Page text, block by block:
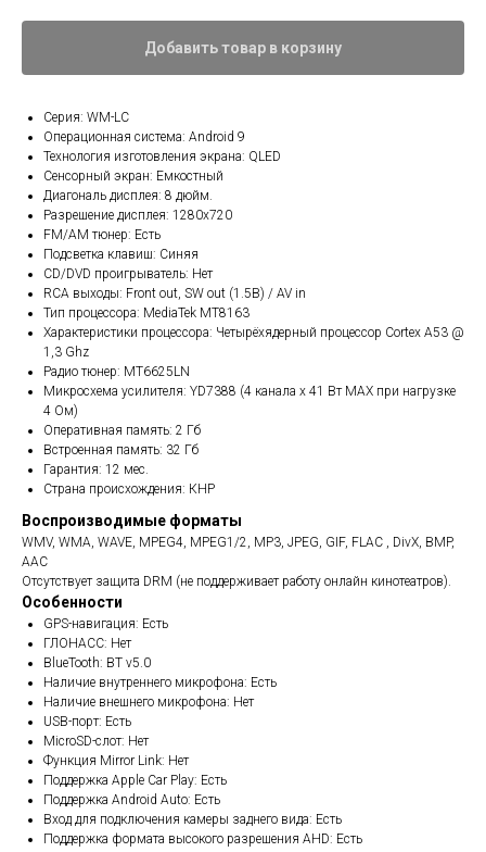
Добавить товар в корзину
Серия: WM-LC
Операционная система: Android 9
Технология изготовления экрана: QLED
Сенсорный экран: Емкостный
Диагональ дисплея: 8 дюйм.
Разрешение дисплея: 1280x720
FM/AM тюнер: Есть
Подсветка клавиш: Синяя
CD/DVD проигрыватель: Нет
RCA выходы: Front out, SW out (1.5В) / AV in
Тип процессора: MediaTek MT8163
Характеристики процессора: Четырёхядерный процессор Cortex A53 @
1,3 Ghz
Радио тюнер: MT6625LN
Микросхема усилителя: YD7388 (4 канала x 41 Вт МАХ при нагрузке
4 Ом)
Оперативная память: 2 Гб
Встроенная память: 32 Гб
Гарантия: 12 мес.
Страна происхождения: КНР
Воспроизводимые форматы
WMV, WMA, WAVE, MPEG4, MPEG1/2, MP3, JPEG, GIF, FLAC , DivX, BMP,
AAC
Отсутствует защита DRM (не поддерживает работу онлайн кинотеатров).
Особенности
GPS-навигация: Есть
ГЛОНАСС: Нет
BlueTooth: BT v5.0
Наличие внутреннего микрофона: Есть
Наличие внешнего микрофона: Нет
USB-порт: Есть
MicroSD-слот: Нет
Функция Mirror Link: Нет
Поддержка Apple Car Play: Есть
Поддержка Android Auto: Есть
Вход для подключения камеры заднего вида: Есть
Поддержка формата высокого разрешения AHD: Есть